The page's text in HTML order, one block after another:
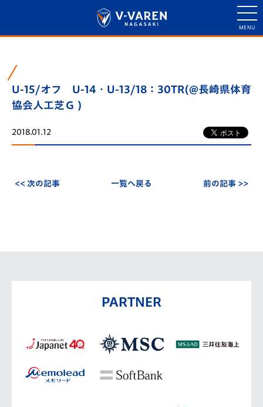
U-15/オフ U-14・U-13/18：30TR(@長崎県体育
協会人工芝Ｇ )
2018.01.12
<< 次の記事 一覧へ戻る 前の記事 >>
PARTNER